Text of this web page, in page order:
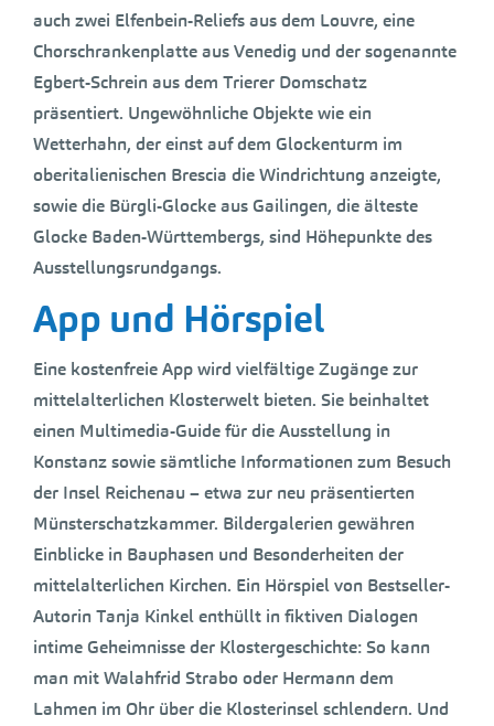
auch zwei Elfenbein-Reliefs aus dem Louvre, eine
Chorschrankenplatte aus Venedig und der sogenannte
Egbert-Schrein aus dem Trierer Domschatz
präsentiert. Ungewöhnliche Objekte wie ein
Wetterhahn, der einst auf dem Glockenturm im
oberitalienischen Brescia die Windrichtung anzeigte,
sowie die Bürgli-Glocke aus Gailingen, die älteste
Glocke Baden-Württembergs, sind Höhepunkte des
Ausstellungsrundgangs.
App und Hörspiel
Eine kostenfreie App wird vielfältige Zugänge zur
mittelalterlichen Klosterwelt bieten. Sie beinhaltet
einen Multimedia-Guide für die Ausstellung in
Konstanz sowie sämtliche Informationen zum Besuch
der Insel Reichenau – etwa zur neu präsentierten
Münsterschatzkammer. Bildergalerien gewähren
Einblicke in Bauphasen und Besonderheiten der
mittelalterlichen Kirchen. Ein Hörspiel von Bestseller-
Autorin Tanja Kinkel enthüllt in fiktiven Dialogen
intime Geheimnisse der Klostergeschichte: So kann
man mit Walahfrid Strabo oder Hermann dem
Lahmen im Ohr über die Klosterinsel schlendern. Und